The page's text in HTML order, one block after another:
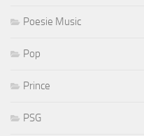
Poesie Music
Pop
Prince
PSG